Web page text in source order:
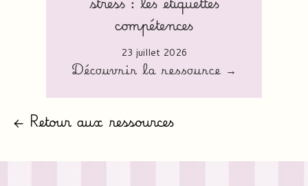
compétences
23 juillet 2026
Découvrir la ressource →
← Retour aux ressources